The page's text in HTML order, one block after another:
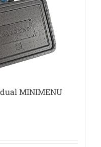
MINIMENU